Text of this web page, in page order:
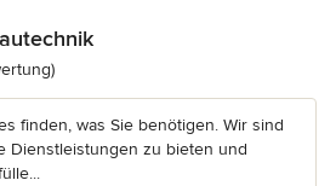
5 von 5 Sternen
finden, was Sie benötigen. Wir sind
Dienstleistungen zu bieten und